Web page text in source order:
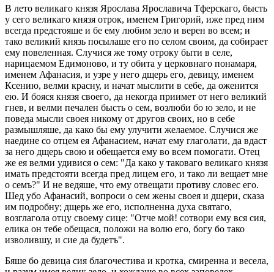
В лето великаго князя Ярослава Ярославича Тферскаго, бысть
у сего великаго князя отрок, именем Григорий, иже пред ним
всегда предстояше и бе ему любим зело и верен во всем; и
тако великий князь посылаше его по селом своим, да собирает
ему повеленная. Случися же тому отроку быти в селе,
нарицаемом Едимоново, и ту обита у церковнаго понамаря,
именем Афанасия, и узре у него дщерь его, девицу, именем
Ксению, велми красну, и начат мыслити в себе, да оженится
ею. И бояся князя своего, да некогда приимет от него великий
гнев, и велми печален бысть о сем, возлюби бо ю зело, и не
поведа мысли своея никому от другов своих, но в себе
размышляше, да како бы ему улучити желаемое. Случися же
наедине со отцем ея Афанасием, начат ему глаголати, да вдаст
за него дщерь свою и обещается ему во всем помогати. Отец
же ея велми удивися о сем: "Да како у таковаго великаго князя
имать предстояти всегда пред лицем его, и тако ли вещает мне
о семъ?" И не ведяше, что ему отвещати противу словес его.
Шед убо Афанасий, вопроси о сем жены своея и дщери, сказа
им подробну; дщерь же его, исполненна духа святаго,
возглагола отцу своему сице: "Отче мой! сотвори ему вся сия,
елика он тебе обещася, положи на волю его, богу бо тако
изволившу, и сие да будетъ".
Бяше бо девица сия благочестива и кротка, смиренна и весела,